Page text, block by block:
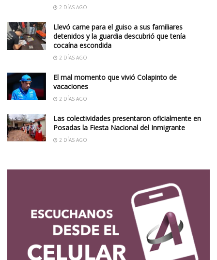
2 DÍAS AGO
Llevó carne para el guiso a sus familiares
detenidos y la guardia descubrió que tenía
cocaína escondida
2 DÍAS AGO
El mal momento que vivió Colapinto de
vacaciones
2 DÍAS AGO
Las colectividades presentaron oficialmente en
Posadas la Fiesta Nacional del Inmigrante
2 DÍAS AGO